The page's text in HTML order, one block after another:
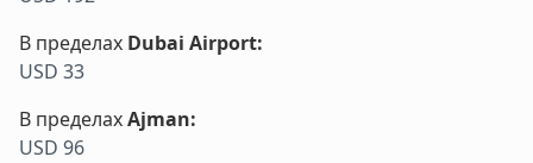
В пределах Dubai Airport:
USD 33
В пределахAjman:
USD 96